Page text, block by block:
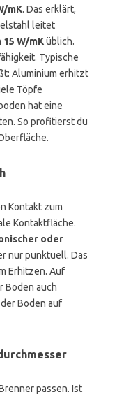
mK. Das erklärt,
leitet
15 W/mKüblich.
Typische
Aluminium erhitzt
Töpfe
hat eine
So profitierst du
Kontakt zum
Kontaktfläche.
oder
nur punktuell. Das
Erhitzen. Auf
Boden auch
Boden auf
passen. Ist